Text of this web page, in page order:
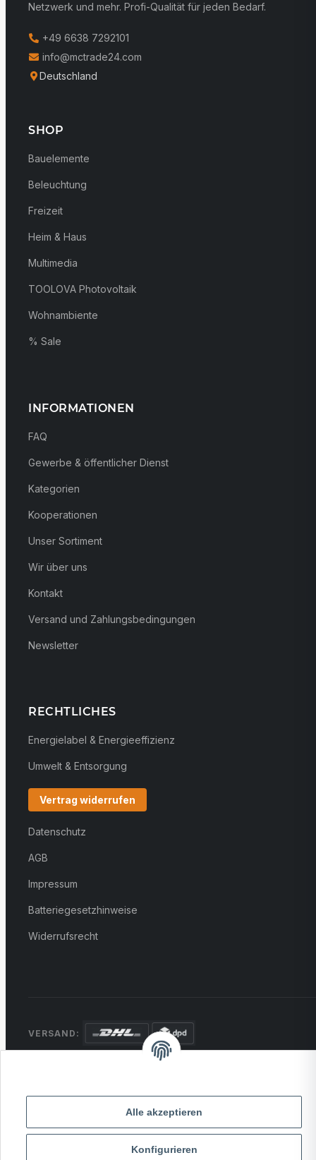
Alle akzeptieren
Konfigurieren
Netzwerk und mehr. Profi-Qualität für jeden Bedarf.
+49 6638 7292101
info@mctrade24.com
Deutschland
SHOP
Bauelemente
Beleuchtung
Freizeit
Heim & Haus
Multimedia
TOOLOVA Photovoltaik
Wohnambiente
% Sale
INFORMATIONEN
FAQ
Gewerbe & öffentlicher Dienst
Kategorien
Kooperationen
Unser Sortiment
Wir über uns
Kontakt
Versand und Zahlungsbedingungen
Newsletter
RECHTLICHES
Energielabel & Energieeffizienz
Umwelt & Entsorgung
Vertrag widerrufen
Datenschutz
AGB
Impressum
Batteriegesetzhinweise
Widerrufsrecht
VERSAND:
Überweisung
* Alle Preise inkl. gesetzlicher USt., zzgl.Versand